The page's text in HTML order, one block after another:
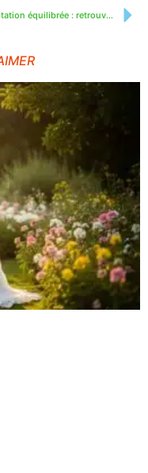
Alimentation équilibrée : retrouvez votre Vitalité